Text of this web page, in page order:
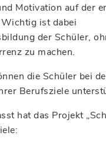
Motivation auf der
ist dabei
der Schüler,
zu machen.
die Schüler bei
Berufsziele
hat das Projekt